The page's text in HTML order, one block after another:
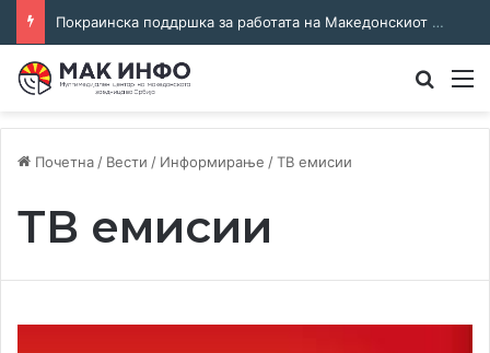
Соработка за јазикот и идентитетот: работна средба во Општина Пландиште
Почетна / Вести / Информирање /ТВ емисии
ТВ емисии